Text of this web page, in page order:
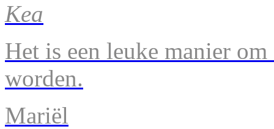
Kea
Het is een leuke manier
worden.
Mariël